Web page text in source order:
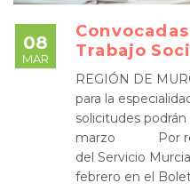
08
MAR
Convocadas
Trabajo
REGIÓN DE
para la
solicitudes
marzo Por
del Servicio
febrero en el